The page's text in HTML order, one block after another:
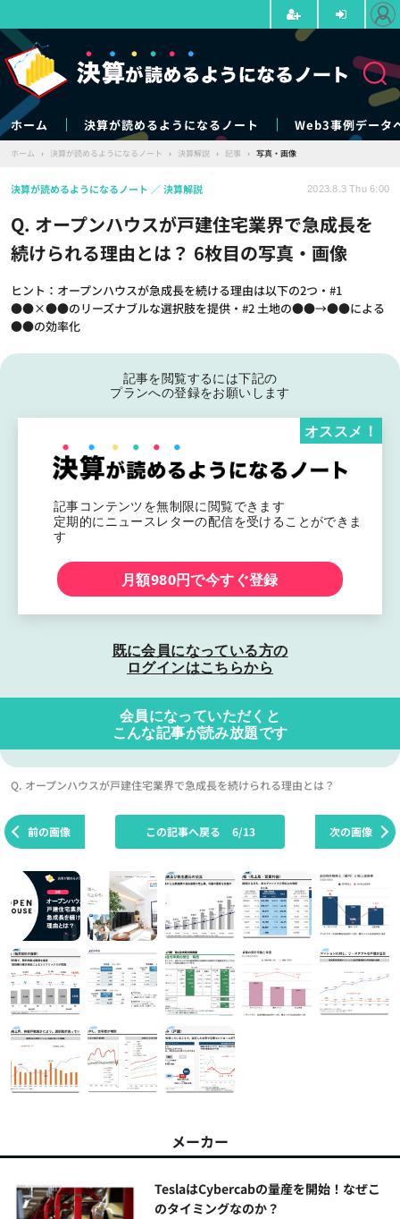
ホーム 決算が読めるようになるノート Web3事例データ
ホーム › 決算が読めるようになるノート › 決算解説 › 記事 › 写真・画像
Q. オープンハウスが戸建住宅業界で急成長を
続けられる理由とは？ 6枚目の写真・画像
ヒント：オープンハウスが急成長を続ける理由は以下の2つ・#1
●●×●●のリーズナブルな選択肢を提供・#2 土地の●●→●●による
●●の効率化
決算が読めるようになるノート 決算解説 2023.8.3 Thu 6:00
記事を閲覧するには下記の
プランへの登録をお願いします
記事コンテンツを無制限に閲覧できます
定期的にニュースレターの配信を受けることができま
す
オススメ！
月額980円で今すぐ登録
既に会員になっている方の
ログインはこちらから
会員になっていただくと
こんな記事が読み放題です
Q. オープンハウスが戸建住宅業界で急成長を続けられる理由とは？
前の画像 次の画像
この記事へ戻る 6/13
メーカー
TeslaはCybercabの量産を開始！なぜこ
のタイミングなのか？